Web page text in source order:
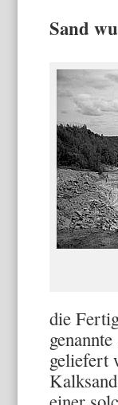
Sand
die
geliefert